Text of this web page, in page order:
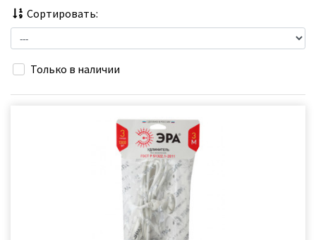
Сортировать:
Только в наличии